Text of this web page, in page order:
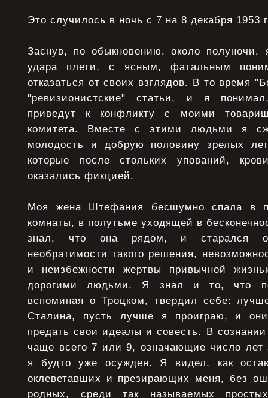
Это случилось в ночь с 7 на 8 декабря 1953
Заснув, по обыкновению, около полуночи,
удара плети, с ясным, фатальным
отказаться от своих взглядов. В то время
"ревизионистские" статьи, и я
приведут к конфликту с моими
комитета. Вместе с этими людьми я
молодость и добрую половину зрелых
которые после стольких упований,
оказались фикцией.
Моя жена Штефания бесшумно спала в
комнаты, в полутьме уходящей в
знал, что она рядом, и старался
необратимости такого решения,
и неизбежности жертвы привычной
дорогими людьми. Я знал и то, что
вспоминая о Троцком, твердил себе:
Сталина, пусть лучше я проиграю, и
предать свои идеалы и совесть. В
чаще всего 7 или 9, означающие число лет
я будто уже осужден. Я видел, как
оклеветавших и презирающих меня, без
родных, среди так называемых